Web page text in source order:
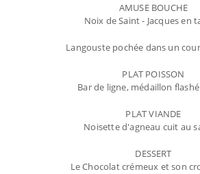
AMUSE BOUCHE
Noix de Saint - Jacques en
Langouste pochée dans un
PLAT POISSON
Bar de ligne, médaillon
PLAT VIANDE
Noisette d'agneau cuit au
DESSERT
Le Chocolat crémeux et son